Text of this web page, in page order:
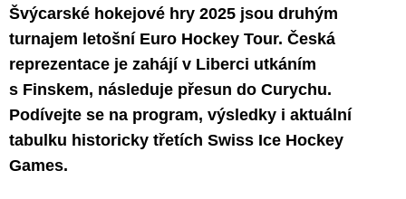
Švýcarské hokejové hry 2025 jsou druhým
turnajem letošní Euro Hockey Tour. Česká
reprezentace je zahájí v Liberci utkáním
s Finskem, následuje přesun do Curychu.
Podívejte se na program, výsledky i aktuální
tabulku historicky třetích Swiss Ice Hockey
Games.